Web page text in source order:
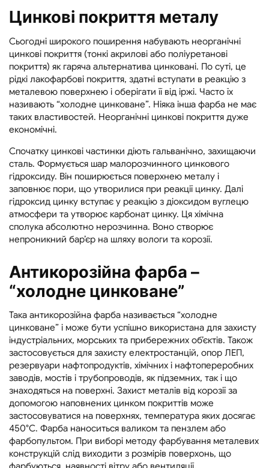
Цинкові покриття металу
Сьогодні широкого поширення набувають неорганічні
цинкові покриття (тонкі акрилові або поліуретанові
покриття) як гаряча альтернатива цинковані. По суті, це
рідкі лакофарбові покриття, здатні вступати в реакцію з
металевою поверхнею і оберігати її від іржі. Часто їх
називають “холодне цинковане”. Ніяка інша фарба не має
таких властивостей. Неорганічні цинкові покриття дуже
економічні.
Спочатку цинкові частинки діють гальванічно, захищаючи
сталь. Формується шар малорозчинного цинкового
гідроксиду. Він поширюється поверхнею металу і
заповнює пори, що утворилися при реакції цинку. Далі
гідроксид цинку вступає у реакцію з діоксидом вуглецю
атмосфери та утворює карбонат цинку. Ця хімічна
сполука абсолютно нерозчинна. Воно створює
непроникний бар’єр на шляху вологи та корозії.
Антикорозійна фарба –
“холодне цинковане”
Така антикорозійна фарба називається “холодне
цинковане” і може бути успішно використана для захисту
індустріальних, морських та прибережних об’єктів. Також
застосовується для захисту електростанцій, опор ЛЕП,
резервуари нафтопродуктів, хімічних і нафтопереробних
заводів, мостів і трубопроводів, як підземних, так і що
знаходяться на поверхні. Захист металів від корозії за
допомогою наповнених цинком покриттів може
застосовуватися на поверхнях, температура яких досягає
450°С. Фарба наноситься валиком та пензлем або
фарбопультом. При виборі методу фарбування металевих
конструкцій слід виходити з розмірів поверхонь, що